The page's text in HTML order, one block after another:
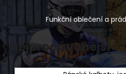
Funkční oblečení a
Nejprodávanější